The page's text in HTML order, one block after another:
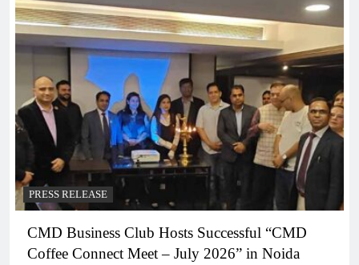
PRESS RELEASE
CMD Business Club Hosts Successful “CMD
Coffee Connect Meet – July 2026” in Noida